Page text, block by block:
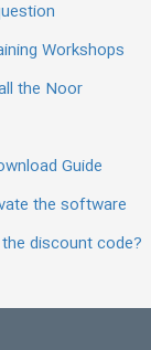
Workshops
the Noor
Guide
the software
discount code?